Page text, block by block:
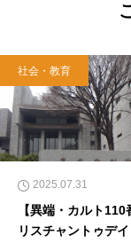
社会・教育
2025.07.31
【異端・カルト
リスチャントゥデ